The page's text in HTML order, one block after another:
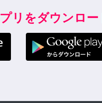
リをダウンロー